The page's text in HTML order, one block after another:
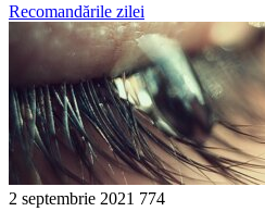
Recomandările zilei
2 septembrie 2021 774